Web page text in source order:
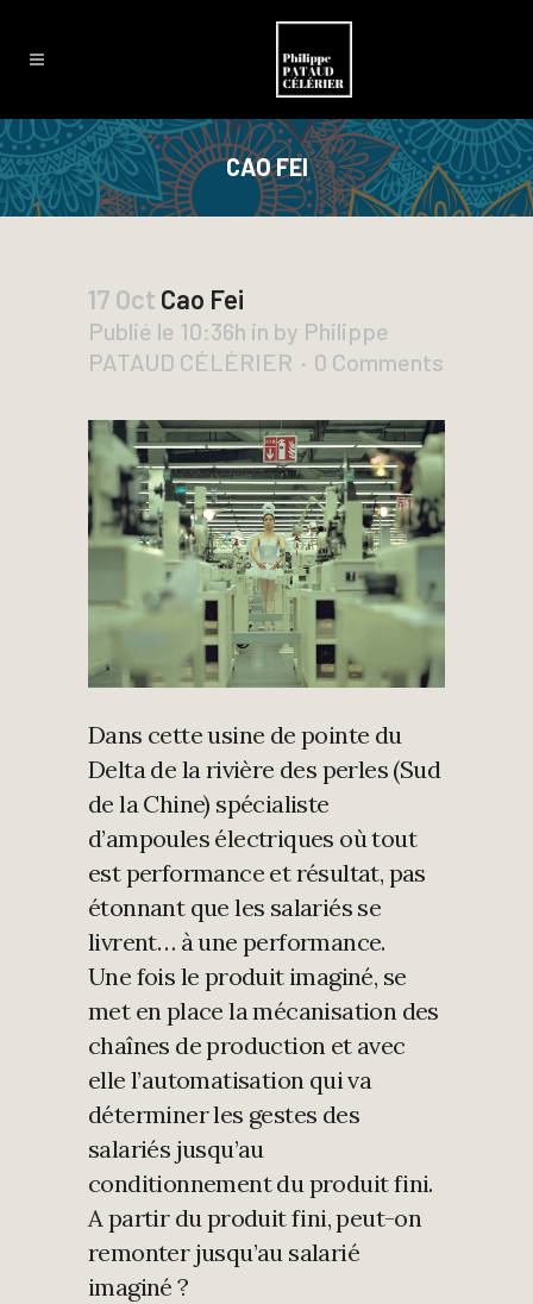
CAO FEI
17 Oct Cao Fei
Publié le 10:36h in by Philippe
PATAUD CÉLÉRIER
0 Comments
Dans cette usine de pointe du
Delta de la rivière des perles (Sud
de la Chine) spécialiste
d’ampoules électriques où tout
est performance et résultat, pas
étonnant que les salariés se
livrent… à une performance.
Une fois le produit imaginé, se
met en place la mécanisation des
chaînes de production et avec
elle l’automatisation qui va
déterminer les gestes des
salariés jusqu’au
conditionnement du produit fini.
A partir du produit fini, peut-on
remonter jusqu’au salarié
imaginé ?